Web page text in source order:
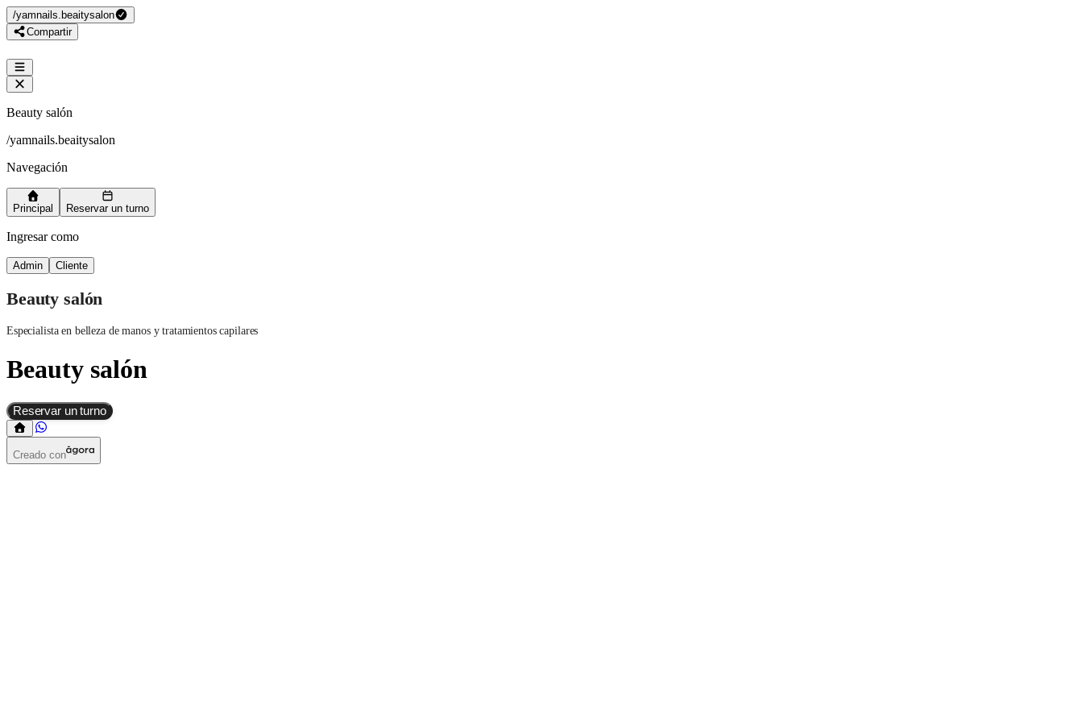
/yamnails.beaitysalon
Compartir
Beauty salón
/yamnails.beaitysalon
Navegación
Principal Reservar un turno
Ingresar como
Admin Cliente
Beauty salón
Especialista en belleza de manos y tratamientos capilares
Beauty salón
Reservar un turno
Creado con